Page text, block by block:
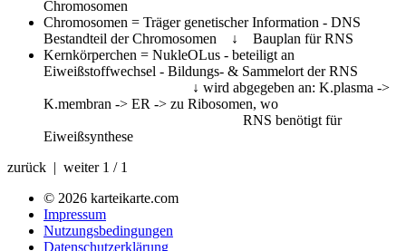
Chromosomen
Chromosomen = Träger genetischer Information - DNS
Bestandteil der Chromosomen ↓ Bauplan für RNS
Kernkörperchen = NukleOLus - beteiligt an
Eiweißstoffwechsel - Bildungs- & Sammelort der RNS
↓ wird abgegeben an: K.plasma ->
K.membran -> ER -> zu Ribosomen, wo
RNS benötigt für
Eiweißsynthese
zurück | weiter 1 / 1
© 2026 karteikarte.com
Impressum
Nutzungsbedingungen
Datenschutzerklärung